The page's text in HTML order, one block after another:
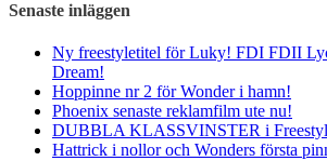
Senaste inläggen
Ny freestyletitel för Luky! FDI FDII
Dream!
Hoppinne nr 2 för Wonder i hamn!
Phoenix senaste reklamfilm ute nu!
DUBBLA KLASSVINSTER i
Hattrick i nollor och Wonders första